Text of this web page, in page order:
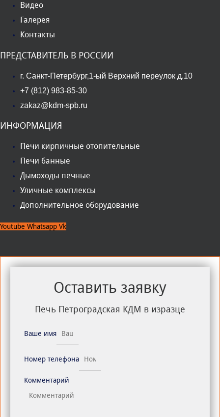
Видео
Галерея
Контакты
ПРЕДСТАВИТЕЛЬ В РОССИИ
г. Санкт-Петербург,1-ый Верхний переулок д.10
+7 (812) 983-85-30
zakaz@kdm-spb.ru
ИНФОРМАЦИЯ
Печи кирпичные отопительные
Печи банные
Дымоходы печные
Уличные комплексы
Дополнительное оборудование
Youtube Whatsapp Vk
Оставить заявку
Печь Петроградская КДМ в изразце
Ваше имя
Номер телефона
Комментарий